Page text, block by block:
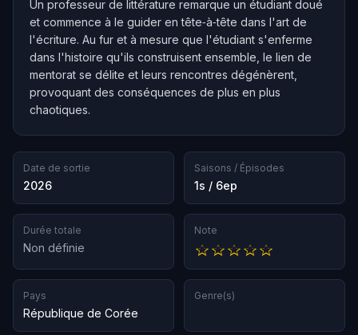
Un professeur de littérature remarque un étudiant doué
et commence à le guider en tête‑à‑tête dans l'art de
l'écriture. Au fur et à mesure que l'étudiant s'enferme
dans l'histoire qu'ils construisent ensemble, le lien de
mentorat se délite et leurs rencontres dégénèrent,
provoquant des conséquences de plus en plus
chaotiques.
Date de sortie
2026
Saisons / Épisodes
1s / 6ep
Durée totale
Non définie
Note
Pays
République de Corée
Genre(s)